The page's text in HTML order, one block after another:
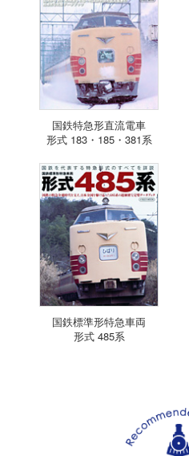
国鉄特急形直流電車
形式 183・185・381系
国鉄標準形特急車両
形式 485系